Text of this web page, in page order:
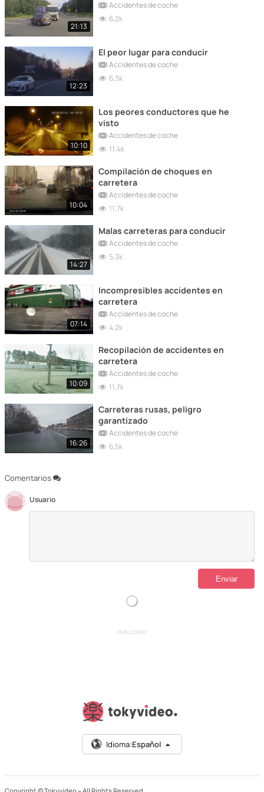
Comentarios
Usuario
21:13
Accidentes de coche
6,2k
12:23
El peor lugar para conducir
Accidentes de coche
6,3k
10:10
Los peores conductores que he
visto
Accidentes de coche
11,4k
10:04
Compilación de choques en
carretera
Accidentes de coche
11,7k
14:27
Malas carreteras para conducir
Accidentes de coche
5,3k
07:14
Incompresibles accidentes en
carretera
Accidentes de coche
4,2k
10:09
Recopilación de accidentes en
carretera
Accidentes de coche
11,7k
16:26
Carreteras rusas, peligro
garantizado
Accidentes de coche
6,5k
PUBLICIDAD
Idioma:Español